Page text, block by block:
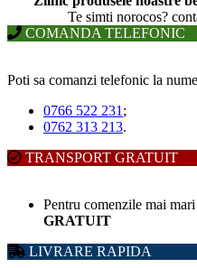
Te simti norocos?
COMANDA TELEFONIC
Poti sa comanzi telefonic la
0766 522 231 ;
0762 313 213.
TRANSPORT GRATUIT
Pentru comenzile mai
GRATUIT
LIVRARE RAPIDA